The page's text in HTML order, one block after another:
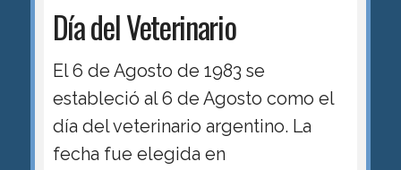
Día del Veterinario
El 6 de Agosto de 1983 se
estableció al 6 de Agosto como el
día del veterinario argentino. La
fecha fue elegida en